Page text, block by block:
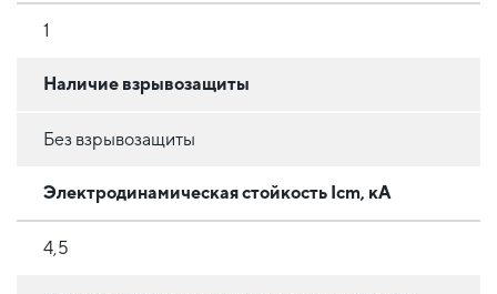
1
Наличие взрывозащиты
Без взрывозащиты
Электродинамическая стойкость Icm, кА
4,5